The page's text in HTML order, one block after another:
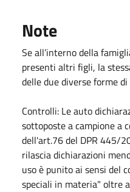
Note
Se all’interno della
presenti altri figli, la
delle due diverse forme
Controlli: Le auto
sottoposte a campione a
dell'art.76 del DPR 445/
rilascia dichiarazioni
uso è punito ai sensi del
speciali in materia" oltre